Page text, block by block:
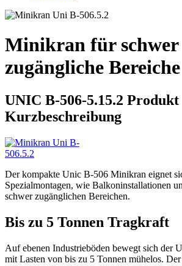
Minikran für schwer
zugängliche Bereiche
UNIC B-506-5.15.2 Produkt
Kurzbeschreibung
Der kompakte Unic B-506 Minikran eignet
Spezialmontagen, wie Balkoninstallationen
schwer zugänglichen Bereichen.
Bis zu 5 Tonnen Tragkraft
Auf ebenen Industrieböden bewegt sich der
mit Lasten von bis zu 5 Tonnen mühelos. Der